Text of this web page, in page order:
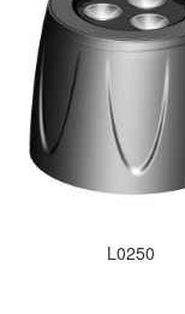
L0250